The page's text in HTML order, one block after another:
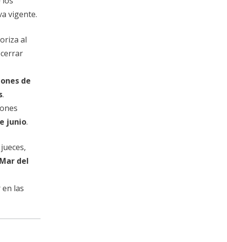
vigente.
al
de
.
junio.
del
las